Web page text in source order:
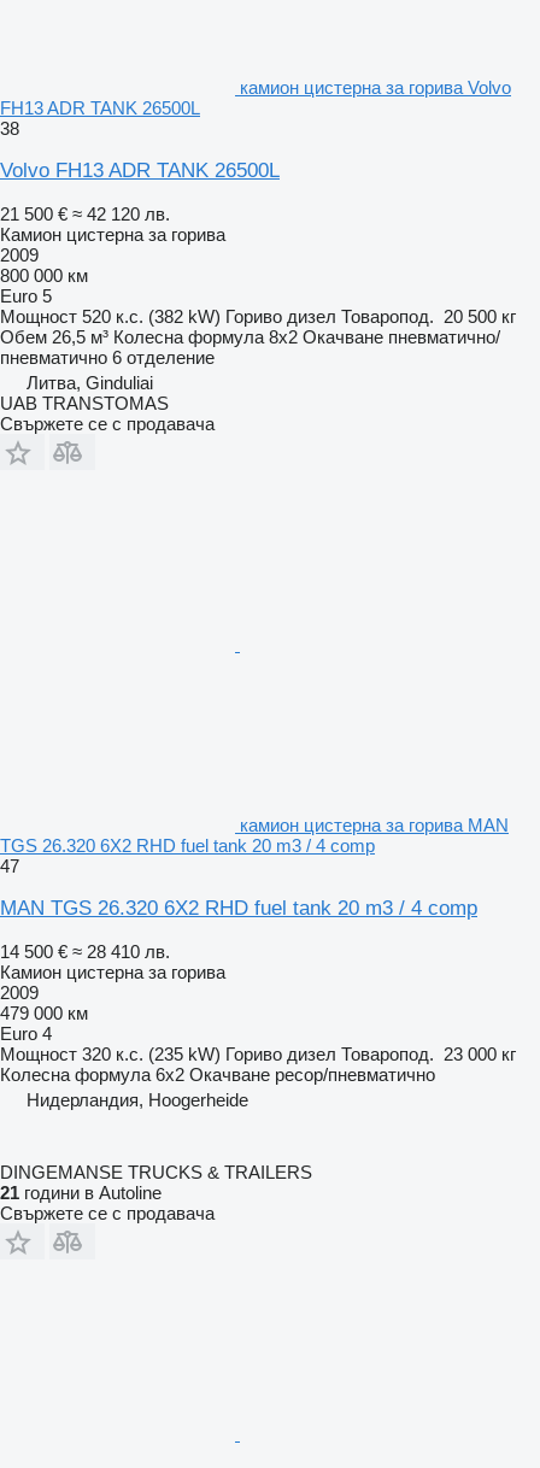
камион цистерна за горива Volvo
FH13 ADR TANK 26500L
38
Volvo FH13 ADR TANK 26500L
21 500 € ≈ 42 120 лв.
Камион цистерна за горива
2009
800 000 км
Euro 5
Мощност 520 к.с. (382 kW) Гориво дизел Товаропод. 20 500 кг
Обем 26,5 м³ Колесна формула 8x2 Окачване пневматично/
пневматично 6 отделение
Литва, Ginduliai
UAB TRANSTOMAS
Свържете се с продавача
камион цистерна за горива MAN
TGS 26.320 6X2 RHD fuel tank 20 m3 / 4 comp
47
MAN TGS 26.320 6X2 RHD fuel tank 20 m3 / 4 comp
14 500 € ≈ 28 410 лв.
Камион цистерна за горива
2009
479 000 км
Euro 4
Мощност 320 к.с. (235 kW) Гориво дизел Товаропод. 23 000 кг
Колесна формула 6x2 Окачване ресор/пневматично
Нидерландия, Hoogerheide
DINGEMANSE TRUCKS & TRAILERS
21 години в Autoline
Свържете се с продавача